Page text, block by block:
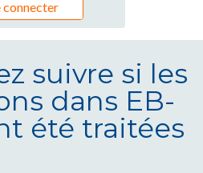
connecter
suivre si les
dans EB-
été traitées